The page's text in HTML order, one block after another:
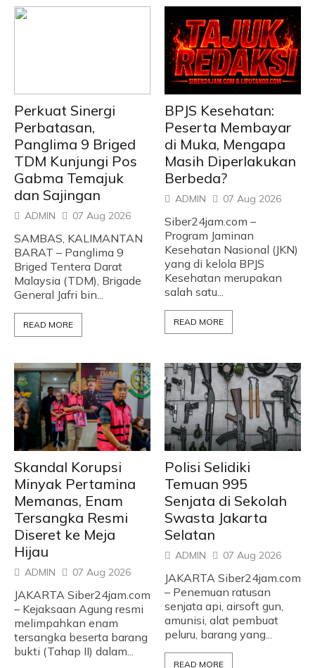
Perkuat Sinergi
Perbatasan,
Panglima 9 Briged
TDM Kunjungi Pos
Gabma Temajuk
dan Sajingan
ADMIN 07 Aug 2026
SAMBAS, KALIMANTAN
BARAT – Panglima 9
Briged Tentera Darat
Malaysia (TDM), Brigade
General Jafri bin...
READ MORE
BPJS Kesehatan:
Peserta Membayar
di Muka, Mengapa
Masih Diperlakukan
Berbeda?
ADMIN 07 Aug 2026
Siber24jam.com –
Program Jaminan
Kesehatan Nasional (JKN)
yang di kelola BPJS
Kesehatan merupakan
salah satu...
READ MORE
Skandal Korupsi
Minyak Pertamina
Memanas, Enam
Tersangka Resmi
Diseret ke Meja
Hijau
ADMIN 07 Aug 2026
JAKARTA Siber24jam.com
– Kejaksaan Agung resmi
melimpahkan enam
tersangka beserta barang
bukti (Tahap II) dalam...
Polisi Selidiki
Temuan 995
Senjata di Sekolah
Swasta Jakarta
Selatan
ADMIN 07 Aug 2026
JAKARTA Siber24jam.com
– Penemuan ratusan
senjata api, airsoft gun,
amunisi, alat pembuat
peluru, barang yang...
READ MORE